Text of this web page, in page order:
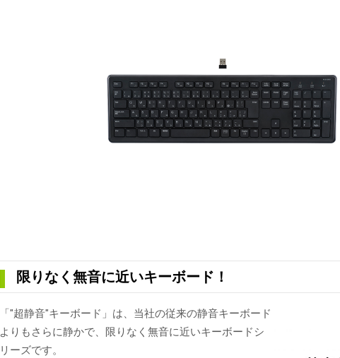
限りなく無音に近いキーボード！
「"超静音"キーボード」は、当社の従来の静音キーボード
よりもさらに静かで、限りなく無音に近いキーボードシ
リーズです。